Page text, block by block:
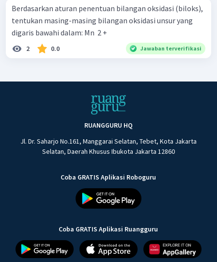
Berdasarkan aturan penentuan bilangan oksidasi (biloks),
tentukan masing-masing bilangan oksidasi unsur yang
digaris bawahi dalam: Mn ​ 2 +
2 0.0 Jawaban terverifikasi
RUANGGURU HQ
Jl. Dr. Saharjo No.161, Manggarai Selatan, Tebet, Kota Jakarta
Selatan, Daerah Khusus Ibukota Jakarta 12860
Coba GRATIS Aplikasi Roboguru
Coba GRATIS Aplikasi Ruangguru